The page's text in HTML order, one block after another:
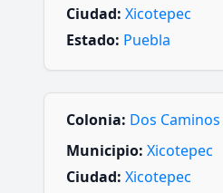
Ciudad: Xicotepec
Estado: Puebla
Colonia: Dos Caminos
Municipio: Xicotepec
Ciudad: Xicotepec